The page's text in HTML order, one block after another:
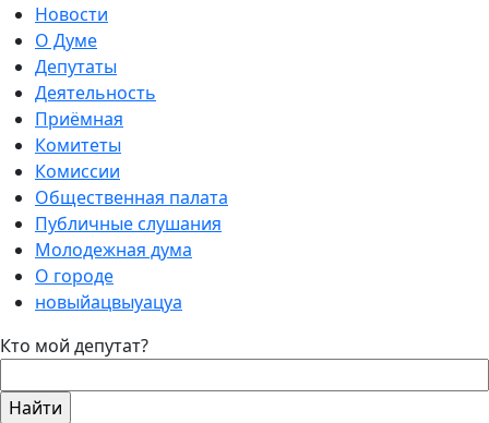
Новости
О Думе
Депутаты
Деятельность
Приёмная
Комитеты
Комиссии
Общественная палата
Публичные слушания
Молодежная дума
О городе
новыйацвыуацуа
Кто мой депутат?